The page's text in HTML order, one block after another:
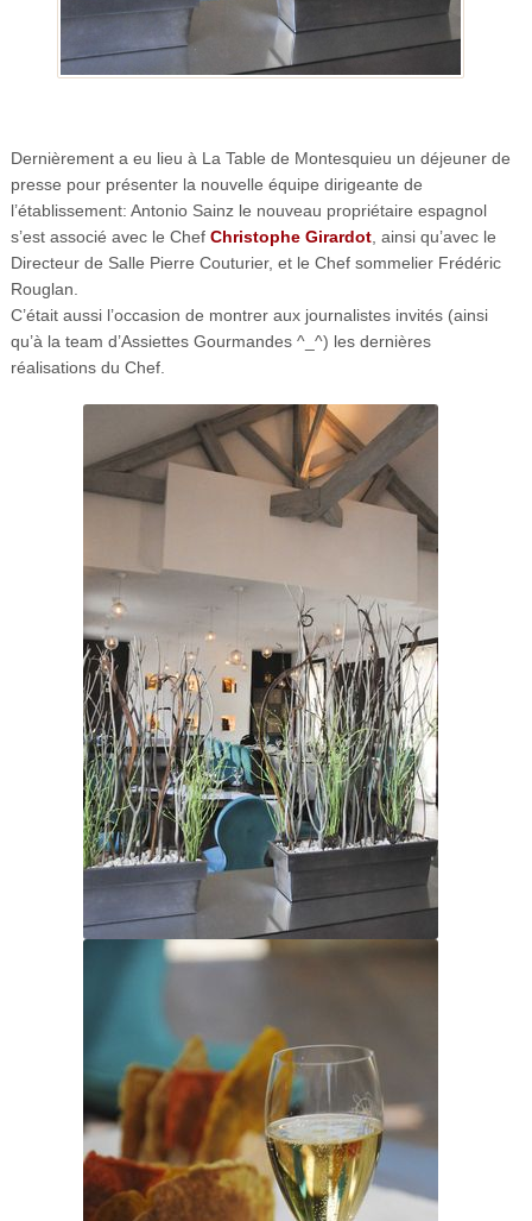
Dernièrement a eu lieu à La Table de Montesquieu un déjeuner de
presse pour présenter la nouvelle équipe dirigeante de
l’établissement: Antonio Sainz le nouveau propriétaire espagnol
s’est associé avec le Chef Christophe Girardot, ainsi qu’avec le
Directeur de Salle Pierre Couturier, et le Chef sommelier Frédéric
Rouglan.
C’était aussi l’occasion de montrer aux journalistes invités (ainsi
qu’à la team d’Assiettes Gourmandes ^_^) les dernières
réalisations du Chef.